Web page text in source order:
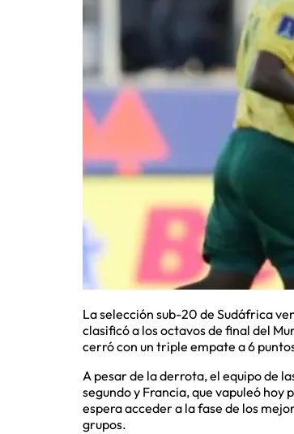
La selección sub-20 de Sudáfrica
clasificó a los octavos de final del
cerró con un triple empate a 6
A pesar de la derrota, el equipo de
segundo y Francia, que vapuleó
espera acceder a la fase de los
grupos.